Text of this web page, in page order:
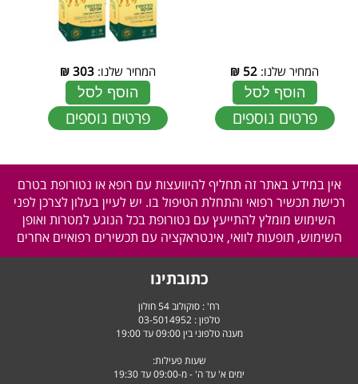
המחיר שלנו: 52
₪
הוסף לסל
פרטים נוספים
המחיר שלנו:303
₪
הוסף לסל
פרטים נוספים
אין במידע באתר זה תחליף להיוועצות עם רופא או נטורופת בטרם
רכישת תכשיר רפואי והתחלת הטיפול בו. יש לעיין בעלון לצרכן לפני
השימוש מומלץ להתייעץ עם נטורופת בכל הנוגע למטרות ואופן
השימוש, תופעות לוואי, אינטראקציה עם תכשירים רפואיים אחרים
כתובתינו
רח' : סוקולוב 54 חולון
טלפון : 03-5014952
מענה טלפוני בין 09:00 עד 19:00
שעות פעילות:
ימים א' עד ה' - מ-09:00 עד 19:30